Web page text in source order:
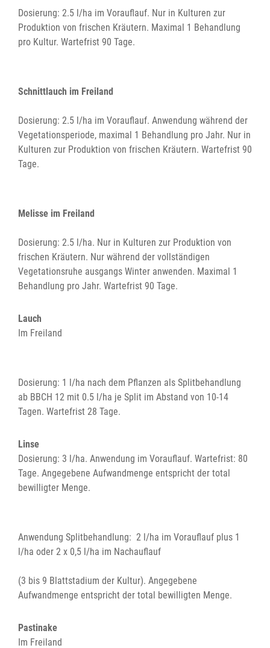
Dosierung: 2.5 l/ha im Vorauflauf. Nur in Kulturen zur
Produktion von frischen Kräutern. Maximal 1 Behandlung
pro Kultur. Wartefrist 90 Tage.
Schnittlauch im Freiland
Dosierung: 2.5 l/ha im Vorauflauf. Anwendung während der
Vegetationsperiode, maximal 1 Behandlung pro Jahr. Nur in
Kulturen zur Produktion von frischen Kräutern. Wartefrist 90
Tage.
Melisse im Freiland
Dosierung: 2.5 l/ha. Nur in Kulturen zur Produktion von
frischen Kräutern. Nur während der vollständigen
Vegetationsruhe ausgangs Winter anwenden. Maximal 1
Behandlung pro Jahr. Wartefrist 90 Tage.
Lauch
Im Freiland
Dosierung: 1 l/ha nach dem Pflanzen als Splitbehandlung
ab BBCH 12 mit 0.5 l/ha je Split im Abstand von 10-14
Tagen. Wartefrist 28 Tage.
Linse
Dosierung: 3 l/ha. Anwendung im Vorauflauf. Wartefrist: 80
Tage. Angegebene Aufwandmenge entspricht der total
bewilligter Menge.
Anwendung Splitbehandlung: 2 l/ha im Vorauflauf plus 1
l/ha oder 2 x 0,5 l/ha im Nachauflauf
(3 bis 9 Blattstadium der Kultur). Angegebene
Aufwandmenge entspricht der total bewilligten Menge.
Pastinake
Im Freiland